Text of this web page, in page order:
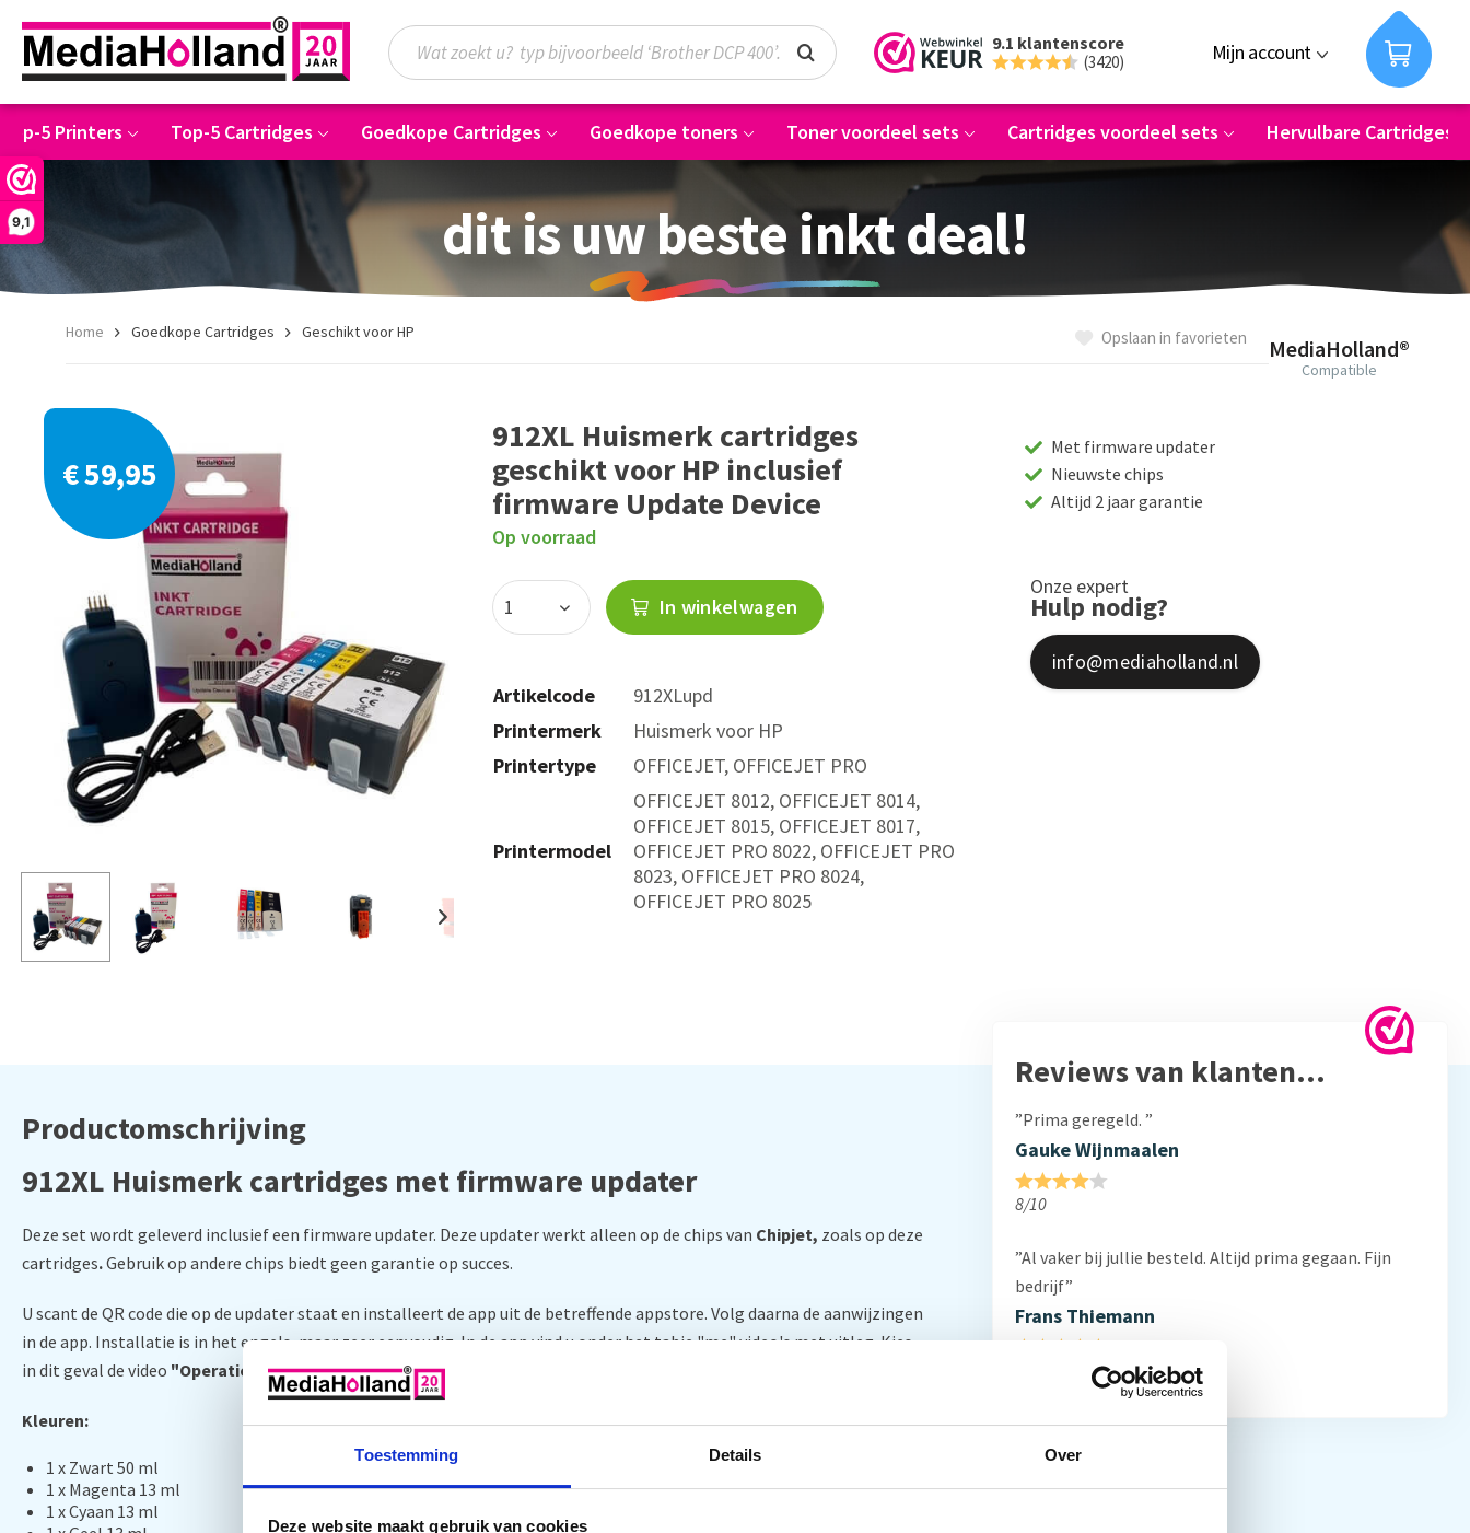
Toestemming Details Over
Deze website maakt gebruik van cookies
9,1
9.1 klantenscore
(3420) Mijn account
Top-5 Printers Top-5 Cartridges Goedkope Cartridges Goedkope toners Toner voordeel sets Cartridges voordeel sets Hervulbare Cartridges
dit is uw beste inkt deal!
Home Goedkope Cartridges Geschikt voor HP
€ 59,95
912XL Huismerk cartridges
geschikt voor HP inclusief
firmware Update Device
Op voorraad
In winkelwagen
Artikelcode
912XLupd
Printermerk
Huismerk voor HP
Printertype
OFFICEJET, OFFICEJET PRO
Printermodel
OFFICEJET 8012, OFFICEJET 8014,
OFFICEJET 8015, OFFICEJET 8017,
OFFICEJET PRO 8022, OFFICEJET PRO
8023, OFFICEJET PRO 8024,
OFFICEJET PRO 8025
Opslaan in favorieten MediaHolland®
Compatible
Met firmware updater
Nieuwste chips
Altijd 2 jaar garantie
Onze expert
Hulp nodig?
info@mediaholland.nl
Productomschrijving
912XL Huismerk cartridges met firmware updater
Deze set wordt geleverd inclusief een firmware updater. Deze updater werkt alleen op de chips van Chipjet, zoals op deze
cartridges.Gebruik op andere chips biedt geen garantie op succes.
U scant de QR code die op de updater staat en installeert de app uit de betreffende appstore. Volg daarna de aanwijzingen
in de app. Installatie is in het engels, maar zeer eenvoudig. In de app vind u onder het tabje "me" video's met uitleg. Kies
in dit geval de video "Operation Guidance for 91X Cartridges"
Kleuren:
1 x Zwart 50 ml
1 x Magenta 13 ml
1 x Cyaan 13 ml
Reviews van klanten…
”Prima geregeld. ”
Gauke Wijnmaalen
8/10
”Al vaker bij jullie besteld. Altijd prima gegaan. Fijn
bedrijf”
Frans Thiemann